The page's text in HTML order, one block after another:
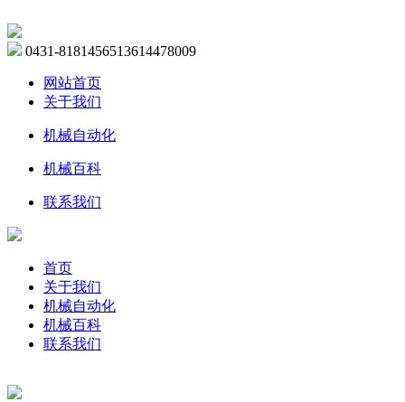
0431-8181456513614478009
网站首页
关于我们
机械自动化
机械百科
联系我们
首页
关于我们
机械自动化
机械百科
联系我们